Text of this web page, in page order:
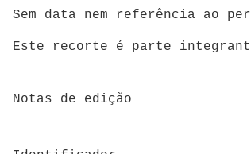
Sem data nem referência ao
Este recorte é parte
Notas de edição